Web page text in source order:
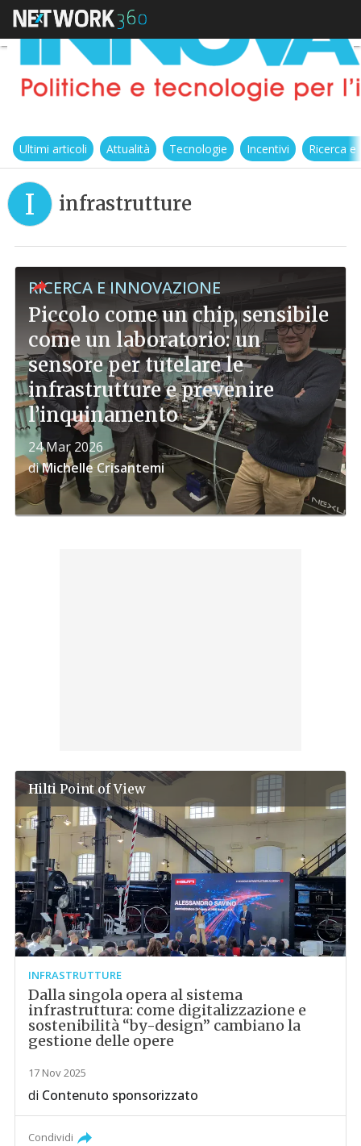
Ultimi articoli Attualità Tecnologie Incentivi Ricerca
I infrastrutture
RICERCA E INNOVAZIONE
Piccolo come un chip, sensibile
come un laboratorio: un
sensore per tutelare le
infrastrutture e prevenire
l’inquinamento
24 Mar 2026
diMichelle Crisantemi
HiltiPoint of View
INFRASTRUTTURE
Dalla singola opera al sistema
infrastruttura: come digitalizzazione e
sostenibilità “by-design” cambiano la
gestione delle opere
17 Nov 2025
di Contenuto sponsorizzato
Condividi